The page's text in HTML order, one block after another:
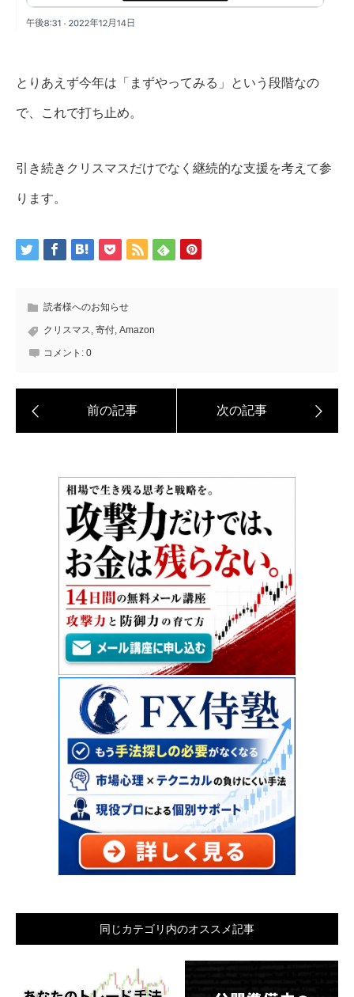
とりあえず今年は「まずやってみる」という段階なの
で、これで打ち止め。
引き続きクリスマスだけでなく継続的な支援を考えて参
ります。
読者様へのお知らせ
クリスマス, 寄付, Amazon
コメント: 0
同じカテゴリ内のオススメ記事